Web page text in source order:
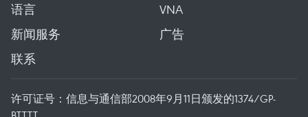
语言
VNA
新闻服务
广告
联系
许可证号：信息与通信部2008年9月11日颁发的1374/GP-